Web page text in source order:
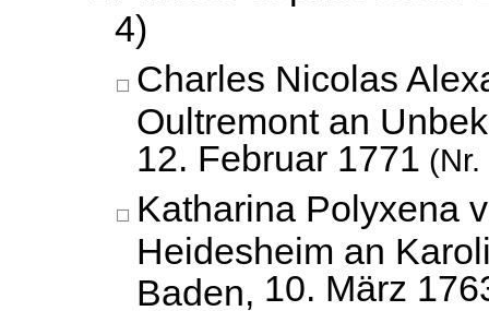
4)
Charles Nicolas
Oultremont an
12. Februar 1771 (Nr.
Katharina Polyxena
Heidesheim an
Baden, 10. März